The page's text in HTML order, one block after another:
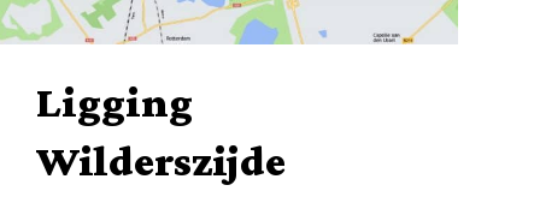
Ligging
Wilderszijde